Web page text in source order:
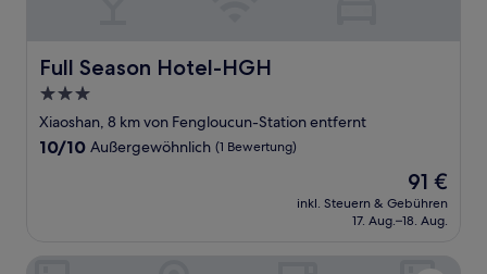
Full Season Hotel-HGH
Full Season Hotel-HGH
3.0-
Sterne-
Unterkunft
Xiaoshan, 8 km von Fengloucun-Station entfernt
10.0
10/10 Außergewöhnlich (1 Bewertung)
Der
Preis
beträgt
91 €
inkl. Steuern & Gebühren
17. Aug.–18. Aug.